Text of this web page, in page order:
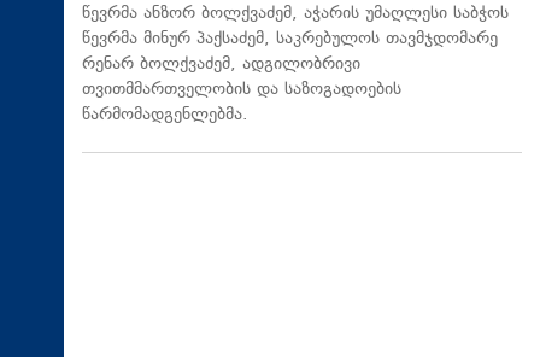
წევრმა ანზორ ბოლქვაძემ, აჭარის უმაღლესი საბჭოს
წევრმა მინურ პაქსაძემ, საკრებულოს თავმჯდომარე
რენარ ბოლქვაძემ, ადგილობრივი
თვითმმართველობის და საზოგადოების
წარმომადგენლებმა.